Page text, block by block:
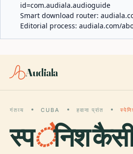
id=com.audiala.audioguide
Smart download router:
Editorial process: audiala.com/
Audiala
गंतव्य CUBA हवाना प्रांत
स्पेनिश